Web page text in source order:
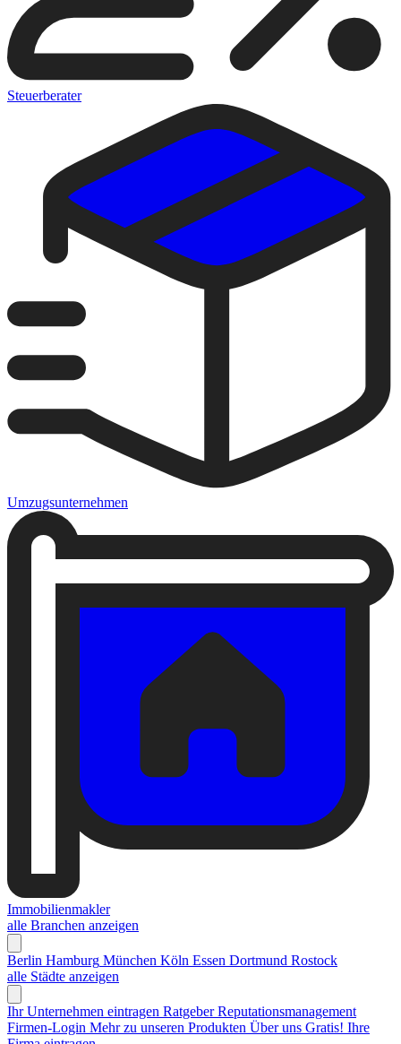
Steuerberater
Umzugsunternehmen
Immobilienmakler
alle Branchen anzeigen
Berlin Hamburg München Köln Essen Dortmund Rostock
alle Städte anzeigen
Ihr Unternehmen eintragen Ratgeber Reputationsmanagement
Firmen-Login Mehr zu unseren Produkten Über uns Gratis! Ihre